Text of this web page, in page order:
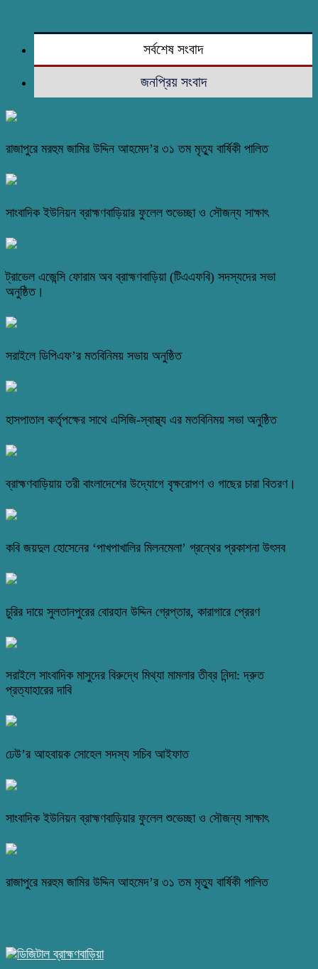
সর্বশেষ সংবাদ
জনপ্রিয় সংবাদ
রাজাপুরে মরহুম জামির উদ্দিন আহমেদ’র ৩১ তম মৃত্যু বার্ষিকী পালিত
সাংবাদিক ইউনিয়ন ব্রাহ্মণবাড়িয়ার ফুলেল শুভেচ্ছা ও সৌজন্য সাক্ষাৎ
ট্রাভেল এজেন্সি ফোরাম অব ব্রাহ্মণবাড়িয়া (টিএএফবি) সদস্যদের সভা
অনুষ্ঠিত।
সরাইলে ডিপিএফ’র মতবিনিময় সভায় অনুষ্ঠিত
হাসপাতাল কর্তৃপক্ষের সাথে এসিজি-স্বাস্থ্য এর মতবিনিময় সভা অনুষ্ঠিত
ব্রাহ্মণবাড়িয়ায় তরী বাংলাদেশের উদ্যোগে বৃক্ষরোপণ ও গাছের চারা বিতরণ।
কবি জয়দুল হোসেনের ‘পাখপাখালির মিলনমেলা’ গ্রন্থের প্রকাশনা উৎসব
চুরির দায়ে সুলতানপুরের বোরহান উদ্দিন গ্রেপ্তার, কারাগারে প্রেরণ
সরাইলে সাংবাদিক মাসুদের বিরুদ্ধে মিথ্যা মামলার তীব্র নিন্দা: দ্রুত
প্রত্যাহারের দাবি
ঢেউ’র আহবায়ক সোহেল সদস্য সচিব আইফাত
সাংবাদিক ইউনিয়ন ব্রাহ্মণবাড়িয়ার ফুলেল শুভেচ্ছা ও সৌজন্য সাক্ষাৎ
রাজাপুরে মরহুম জামির উদ্দিন আহমেদ’র ৩১ তম মৃত্যু বার্ষিকী পালিত